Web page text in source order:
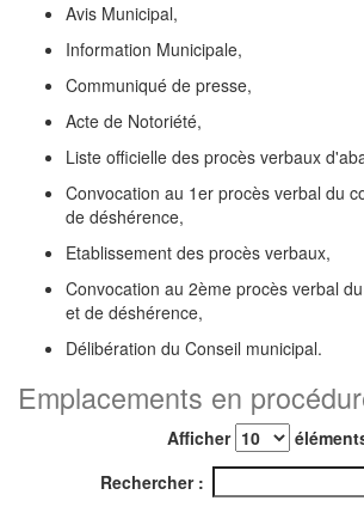
Avis Municipal,
Information Municipale,
Communiqué de presse,
Acte de Notoriété,
Liste officielle des procès verbaux
Convocation au 1er procès verbal du
de déshérence,
Etablissement des procès verbaux,
Convocation au 2ème procès verbal
et de déshérence,
Délibération du Conseil municipal.
Emplacements en
Afficher
Rechercher :